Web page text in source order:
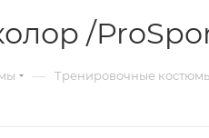
/
— Тренировочные